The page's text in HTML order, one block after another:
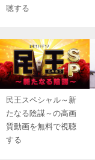
聴する
民王スペシャル～新
たなる陰謀～の高画
質動画を無料で視聴
する